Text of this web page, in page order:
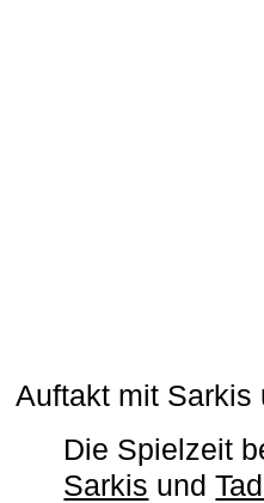
Auftakt mit Sarkis
Die Spielzeit
Sarkis und